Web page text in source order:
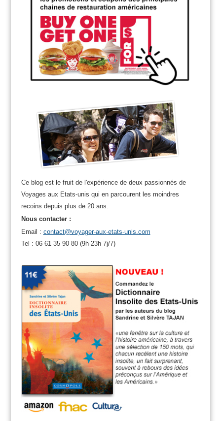
Ce blog est le fruit de l'expérience de deux passionnés de
Voyages aux Etats-unis qui en parcourent les moindres
recoins depuis plus de 20 ans.
Nous contacter :
Email : contact@voyager-aux-etats-unis.com
Tel : 06 61 35 90 80 (9h-23h 7j/7)